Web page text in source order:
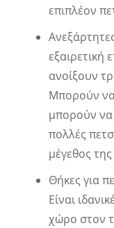
επιπλέον
εξαιρετική
ανοίξουν
Μπορούν να
μπορούν να
πολλές
μέγεθος
Θήκες για
Είναι
χώρο στον